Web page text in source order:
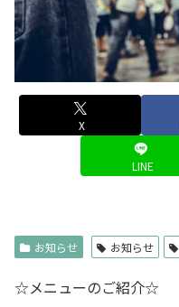
X
LINE
お知らせ お知らせ
☆メニューのご紹介☆